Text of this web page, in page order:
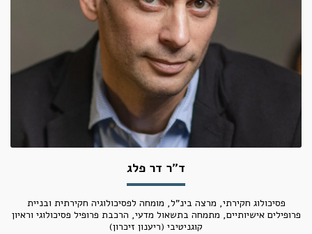
ד"ר דר פלג
פסיכולוג חקירתי, מרצה בינ"ל, מומחה לפסיכולוגיה חקירתית ובניית
פרופילים אישיותיים, מתמחה בתשאול מדעי, הרכבת פרופיל פסיכולוגי וראיון
קוגניטיבי (ריענון זיכרון)